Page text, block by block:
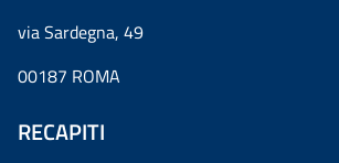
via Sardegna, 49
00187 ROMA
RECAPITI